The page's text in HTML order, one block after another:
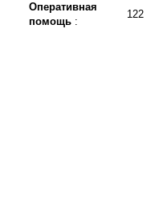
Оперативная
помощь :
122